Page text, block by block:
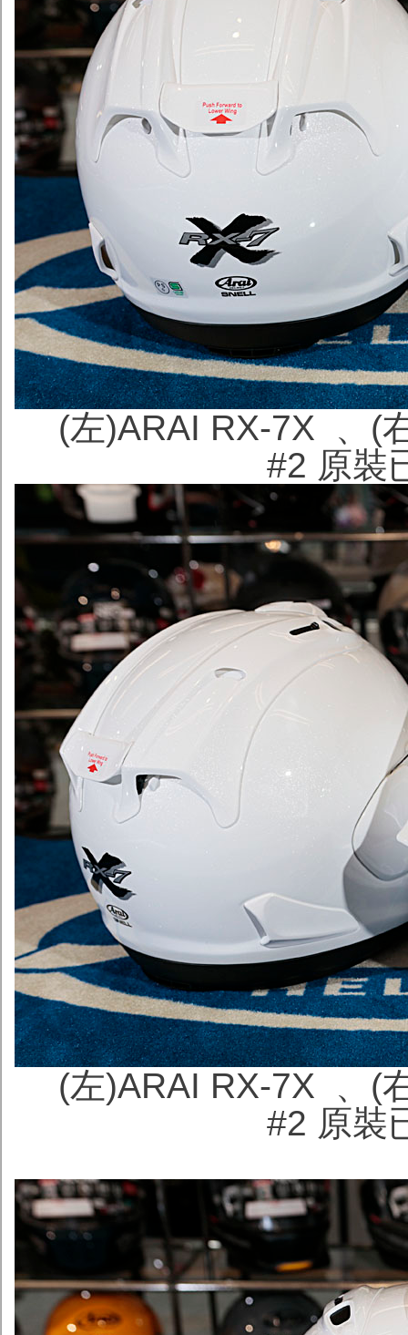
(左)ARAI RX-7X 、(
#2 原裝
(左)ARAI RX-7X 、(
#2 原裝